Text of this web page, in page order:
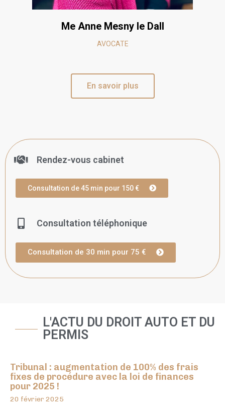
Me AnneMesny le Dall
AVOCATE
En savoir plus
Rendez-vous cabinet
Consultation de 45 min pour 150 €
Consultation téléphonique
Consultation de 30 min pour 75 €
L'ACTU DU DROIT AUTO ET DU
PERMIS
Tribunal : augmentation de 100% des frais
fixes de procédure avec la loi de finances
pour 2025 !
20 février 2025